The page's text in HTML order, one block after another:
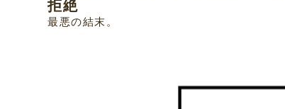
拒絶
最悪の結末。